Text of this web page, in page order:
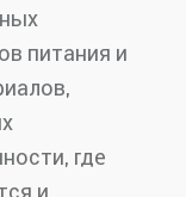
питания и
где
и